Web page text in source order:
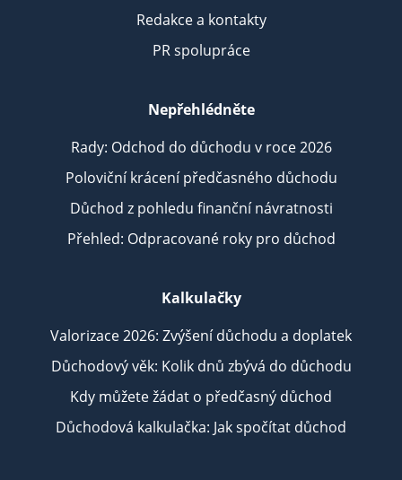
Redakce a kontakty
PR spolupráce
Nepřehlédněte
Rady: Odchod do důchodu v roce 2026
Poloviční krácení předčasného důchodu
Důchod z pohledu finanční návratnosti
Přehled: Odpracované roky pro důchod
Kalkulačky
Valorizace 2026: Zvýšení důchodu a doplatek
Důchodový věk: Kolik dnů zbývá do důchodu
Kdy můžete žádat o předčasný důchod
Důchodová kalkulačka: Jak spočítat důchod